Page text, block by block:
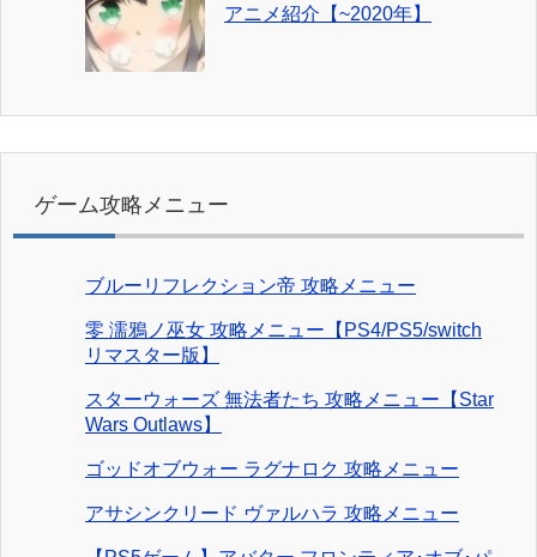
アニメ紹介【~2020年】
ゲーム攻略メニュー
ブルーリフレクション帝 攻略メニュー
零 濡鴉ノ巫女 攻略メニュー【PS4/PS5/switch
リマスター版】
スターウォーズ 無法者たち 攻略メニュー【Star
Wars Outlaws】
ゴッドオブウォー ラグナロク 攻略メニュー
アサシンクリード ヴァルハラ 攻略メニュー